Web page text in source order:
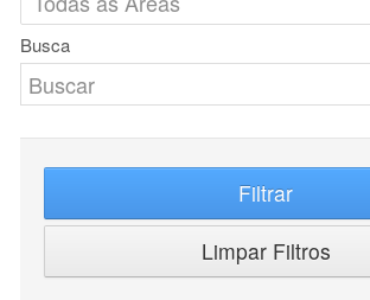
Busca
Filtrar
Limpar Filtros